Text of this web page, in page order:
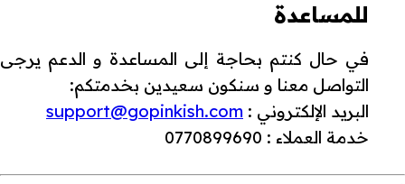
للمساعدة
في حال كنتم بحاجة إلى المساعدة و الدعم يرجى
التواصل معنا و سنكون سعيدين بخدمتكم:
البريد الإلكتروني : support@gopinkish.com
خدمة العملاء : 0770899690